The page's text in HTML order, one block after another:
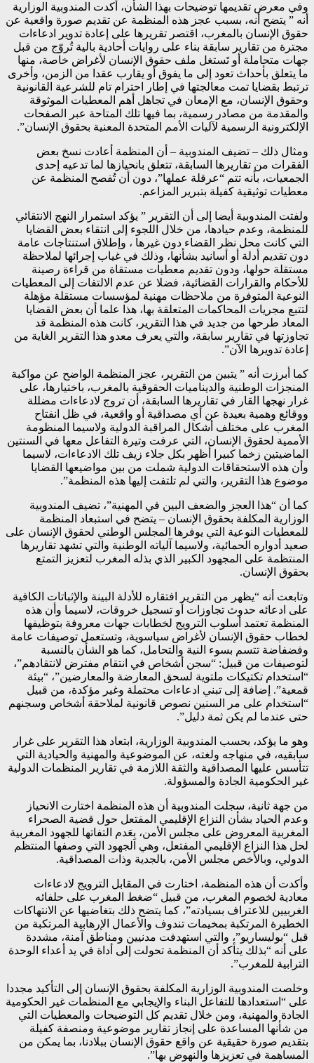
وفي معرض تقديمها توضيحات بهذا الشأن، أكدت المندوبية الوزارية
أنه ” يتضح أنه، بسبب عجز هذه المنظمة عن تقديم صورة واقعية عن
حقوق الإنسان بالمغرب، اقتصر تقريرها على إعادة تدوير ادعاءات
مجترة من تقارير سابقة بناء على روايات أحادية بالية تُروّج من قبل
جهات متحاملة أو تَستغل ملف حقوق الإنسان لأغراض خاصة، منها
ما يتعلق بأحداث تعود إلى ما يفوق أو يقارب عقدا من الزمن، وأخرى
ترتبط بقضايا تمت معالجتها في إطار احترام تام للشرعية القانونية
وحقوق الإنسان، مع الإمعان في تجاهل أهم المعطيات الموثوقة
والمقدمة من مصادر رسمية، بما فيها تلك المتاحة عبر الصفحات
الإلكترونية الرسمية لآليات الأمم المتحدة المعنية بحقوق الإنسان”.
ومثال ذلك – تضيف المندوبية – أن المنظمة أعادت نسخ بعض
الفقرات من تقاريرها السابقة، تتعلق بانحيازها لما تدعيه إحدى
الجمعيات، بأنه تتم “عرقلة عملها”، دون أن تُفصح المنظمة عن
معطيات توثيقية كفيلة بتبرير المزاعم.
ولفتت المندوبية أيضا إلى أن التقرير ” يؤكد استمرار النهج الانتقائي
للمنظمة، وعدم حيادها، من خلال اللجوء إلى انتقاء بعض القضايا
التي كانت محل نظر القضاء دون غيرها ، وإطلاق استنتاجات عامة
دون تقديم أدلة أو أسانيد بشأنها، وذلك في غياب إجرائها لملاحظة
مستقلة حولها، ودون تقديم معطيات مستقاة من قراءة رصينة
للأحكام والقرارات القضائية، فضلا عن عدم الالتفات إلى المعطيات
النوعية المتوفرة من ملاحظات مهنية لمؤسسات مستقلة مؤهلة
لتتبع مجريات المحاكمات المتعلقة بها، هذا علما أن بعض القضايا
المعاد طرحها من جديد في هذا التقرير، كانت هذه المنظمة قد
تجاوزتها في تقارير سابقة، والتي يعرف معدو هذا التقرير الغاية من
إعادة تدويرها الآن”.
كما أبرزت أنه ” يتبين من التقرير، عجز المنظمة الواضح عن مواكبة
المنجزات الوطنية والديناميات الحقوقية بالمغرب، باختيارها، على
غرار نهجها القار في تقاريرها السابقة، أن تروج لادعاءات مضللة
ووقائع وهمية بعيدة عن أي مصداقية أو واقعية، في ظل انفتاح
المغرب على مختلف أشكال المراقبة الدولية ولاسيما المنظومة
الأممية لحقوق الإنسان، التي عرفت وتيرة التفاعل معها في السنتين
الماضيتين زخما كبيرا أظهر بكل جلاء زيف تلك الادعاءات، لاسيما
وأن هذه الاستحقاقات الدولية شملت من بين مواضيعها القضايا
موضوع هذا التقرير، والتي لم تلتفت إليها هذه المنظمة”.
كما أن “هذا العجز والضعف البين في المهنية”، تضيف المندوبية
الوزارية المكلفة بحقوق الإنسان – يتضح في استبعاد المنظمة
للمعطيات النوعية التي يوفرها المجلس الوطني لحقوق الإنسان على
صعيد أدواره الحمائية، ولاسيما آلياته الوطنية والتي تشهد تقاريرها
المنتظمة على المجهود الكبير الذي بذله المغرب لتعزيز التمتع
بحقوق الإنسان.
وتابعت أنه “يظهر من التقرير افتقاره للأدلة البينة والإثباتات الكافية
على ادعائه حدوث تجاوزات أو تسجيل خروقات، لاسيما وأن هذه
المنظمة تعتمد أسلوب الترويج لخطابات جهات معروفة بتوظيفها
لخطاب حقوق الإنسان لأغراض سياسوية، وتستعمل توصيفات عامة
وفضفاضة تتسم بسوء النية والتحامل، كما هو الشأن بالنسبة
لتوصيفات من قبيل: “سجن أشخاص في انتقام مفترض لانتقادهم”،
“استخدام تكتيكات ملتوية لسحق المعارضة والمعارضين”، “بيئة
قمعية”. إضافة إلى تبني ادعاءات محتملة وغير مؤكدة، من قبيل
“استخدام على مر السنين نصوص قانونية لملاحقة أشخاص وسجنهم
حتى عندما لم يكن ثمة دليل”.
وهو ما يؤكد، بحسب المندوبية الوزارية، ابتعاد هذا التقرير على غرار
سابقيه، في منهاجه ولغته، عن الموضوعية والمهنية والحيادية التي
تتأسس عليها المصداقية والثقة اللازمة في تقارير المنظمات الدولية
غير الحكومية الجادة والمسؤولة.
من جهة ثانية، سجلت المندوبية أن هذه المنظمة اختارت الانحياز
وعدم الحياد بشأن النزاع الإقليمي المفتعل حول قضية الصحراء
المغربية المعروض على مجلس الأمن، بِعَدم التفاتها للجهود المغربية
لحل هذا النزاع الإقليمي المفتعل، وهي الجهود التي وصفها المنتظم
الدولي، وبالأخص مجلس الأمن، بالجدية وذات المصداقية.
وأكدت أن هذه المنظمة، اختارت في المقابل الترويج لادعاءات
معادية لخصوم المغرب، من قبيل “ضغط المغرب على حلفائه
الغربيين للاعتراف بسيادته”، كما يتضح ذلك بتغاضيها عن الانتهاكات
الخطيرة المرتكبة بمخيمات تندوف والأعمال الإرهابية المرتكبة من
قبل “بوليساريو”، والتي استهدفت مدنيين ومناطق آمنة، مشددة
على أنه “بذلك يتأكد أن المنظمة تحولت إلى أداة في يد أعداء الوحدة
الترابية للمغرب”.
وخلصت المندوبية الوزارية المكلفة بحقوق الإنسان إلى التأكيد مجددا
على “استعدادها للتفاعل البناء والإيجابي مع المنظمات غير الحكومية
الجادة والمهنية، ومن خلال تقديم كل التوضيحات والمعطيات التي
من شأنها المساعدة على إنجاز تقارير موضوعية ومنصفة كفيلة
بتقديم صورة حقيقية عن واقع حقوق الإنسان ببلادنا، بما يمكن من
المساهمة في تعزيزها والنهوض بها”.